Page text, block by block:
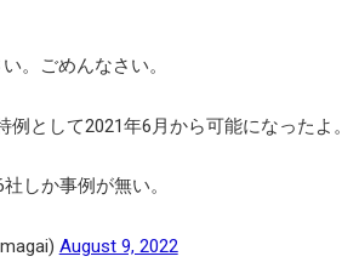
。ごめんなさい。
として2021年6月から可能になったよ。
しか事例が無い。
August 9, 2022